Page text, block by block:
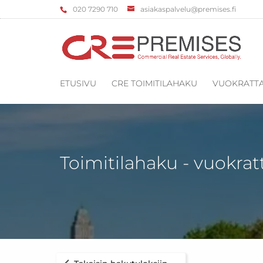
‌020 7290 710 asiakaspalvelu@premises.fi
ETUSIVU CRE TOIMITILAHAKU
Toimitilahaku -